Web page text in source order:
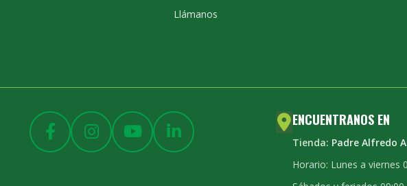
Llámanos
ENCUENTRANOS EN
Tienda: Padre Alfredo
Horario: Lunes a viernes